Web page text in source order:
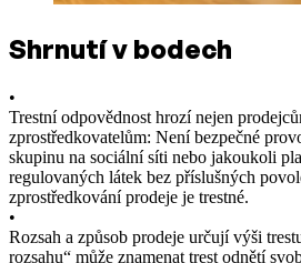
Shrnutí v bodech
•
Trestní odpovědnost hrozí nejen
zprostředkovatelům: Není bezpečné
skupinu na sociální síti nebo jakoukoli
regulovaných látek bez příslušných
zprostředkování prodeje je trestné.
•
Rozsah a způsob prodeje určují výši
rozsahu“ může znamenat trest odnětí